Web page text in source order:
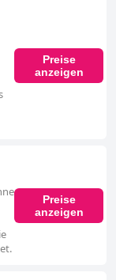
Preise
anzeigen
Preise
anzeigen